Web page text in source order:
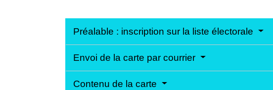
Préalable : inscription sur la liste électorale
Envoi de la carte par courrier
Contenu de la carte